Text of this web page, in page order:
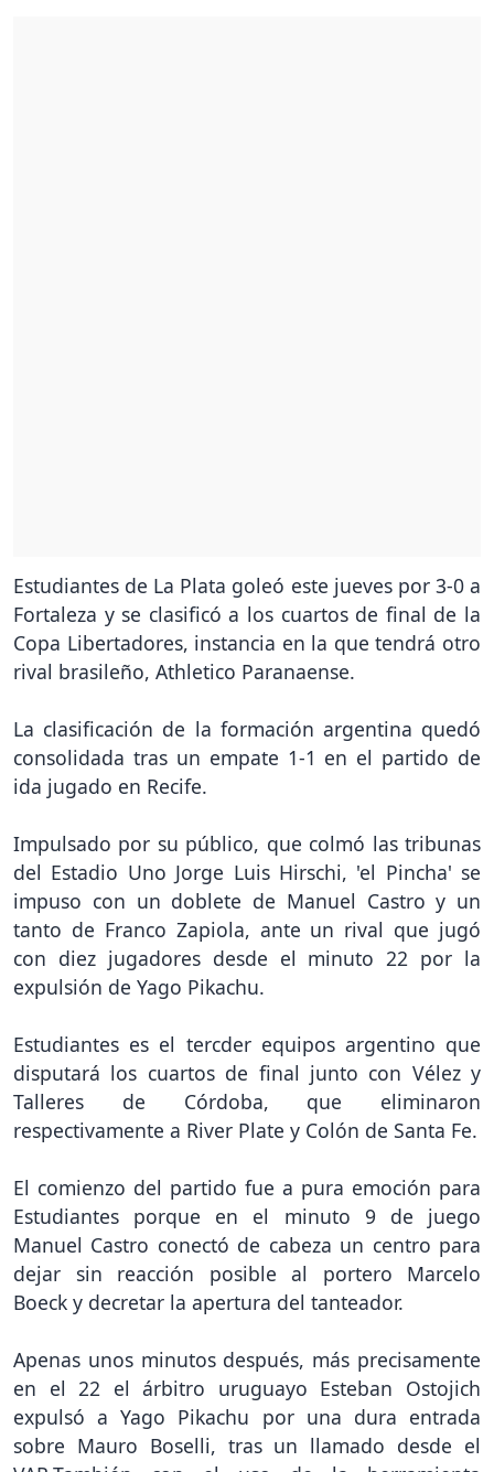
Estudiantes de La Plata goleó este jueves por 3-0 a
Fortaleza y se clasificó a los cuartos de final de la
Copa Libertadores, instancia en la que tendrá otro
rival brasileño, Athletico Paranaense.
La clasificación de la formación argentina quedó
consolidada tras un empate 1-1 en el partido de
ida jugado en Recife.
Impulsado por su público, que colmó las tribunas
del Estadio Uno Jorge Luis Hirschi, 'el Pincha' se
impuso con un doblete de Manuel Castro y un
tanto de Franco Zapiola, ante un rival que jugó
con diez jugadores desde el minuto 22 por la
expulsión de Yago Pikachu.
Estudiantes es el tercder equipos argentino que
disputará los cuartos de final junto con Vélez y
Talleres de Córdoba, que eliminaron
respectivamente a River Plate y Colón de Santa Fe.
El comienzo del partido fue a pura emoción para
Estudiantes porque en el minuto 9 de juego
Manuel Castro conectó de cabeza un centro para
dejar sin reacción posible al portero Marcelo
Boeck y decretar la apertura del tanteador.
Apenas unos minutos después, más precisamente
en el 22 el árbitro uruguayo Esteban Ostojich
expulsó a Yago Pikachu por una dura entrada
sobre Mauro Boselli, tras un llamado desde el